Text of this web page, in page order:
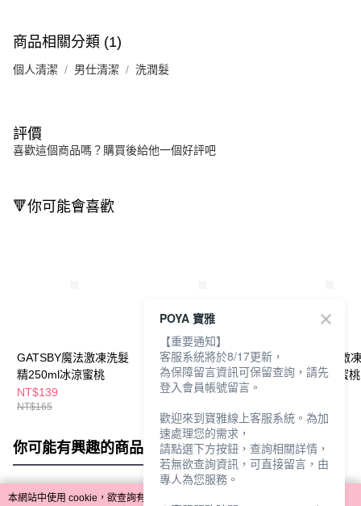
商品相關分類 (1)
個人清潔 男仕清潔 洗潤髮
評價
喜歡這個商品嗎？購買後給他一個好評吧
🔻你可能會喜歡
GATSBY魔法激凍洗髮
精250ml冰涼蜜桃
NT$139
NT$165
GATSBY魔法激凍體用
噴霧55ml-海洋
NT$94
GATSBY魔法激
露250ml冰涼蜜桃
你可能有興趣的商品 全站排行
本網站中使用 cookie，欲查詢有關本網站使用 cookie 方式之詳情，及若您不希
POYA 寶雅
【重要通知】
客服系統將於8/17更新，
為保障留言資訊可保留查詢，請先
登入會員帳號留言。
歡迎來到寶雅線上客服系統。為加
速處理您的需求，
請點選下方按鈕，查詢相關詳情，
若無欲查詢資訊，可直接留言，由
專人為您服務。